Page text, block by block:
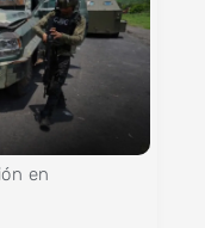
en